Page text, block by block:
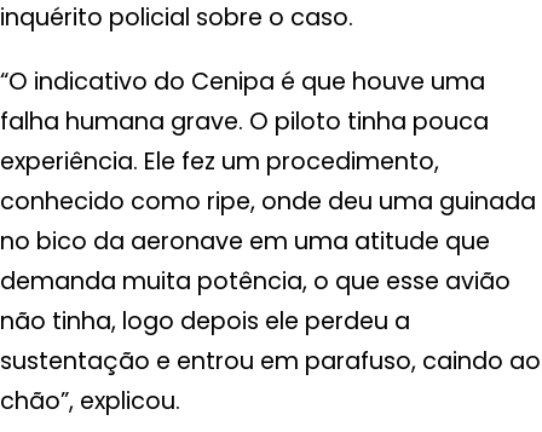
inquérito policial sobre o caso.
“O indicativo do Cenipa é que houve uma
falha humana grave. O piloto tinha pouca
experiência. Ele fez um procedimento,
conhecido como ripe, onde deu uma guinada
no bico da aeronave em uma atitude que
demanda muita potência, o que esse avião
não tinha, logo depois ele perdeu a
sustentação e entrou em parafuso, caindo ao
chão”, explicou.